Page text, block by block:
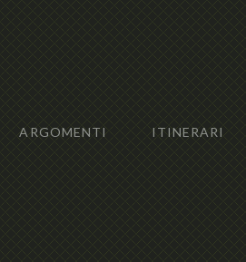
ARGOMENTI ITINERARI